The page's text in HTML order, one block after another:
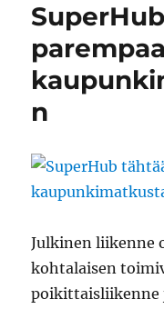
n
Julkinen liikenne
kohtalaisen
poikittaisliikenne